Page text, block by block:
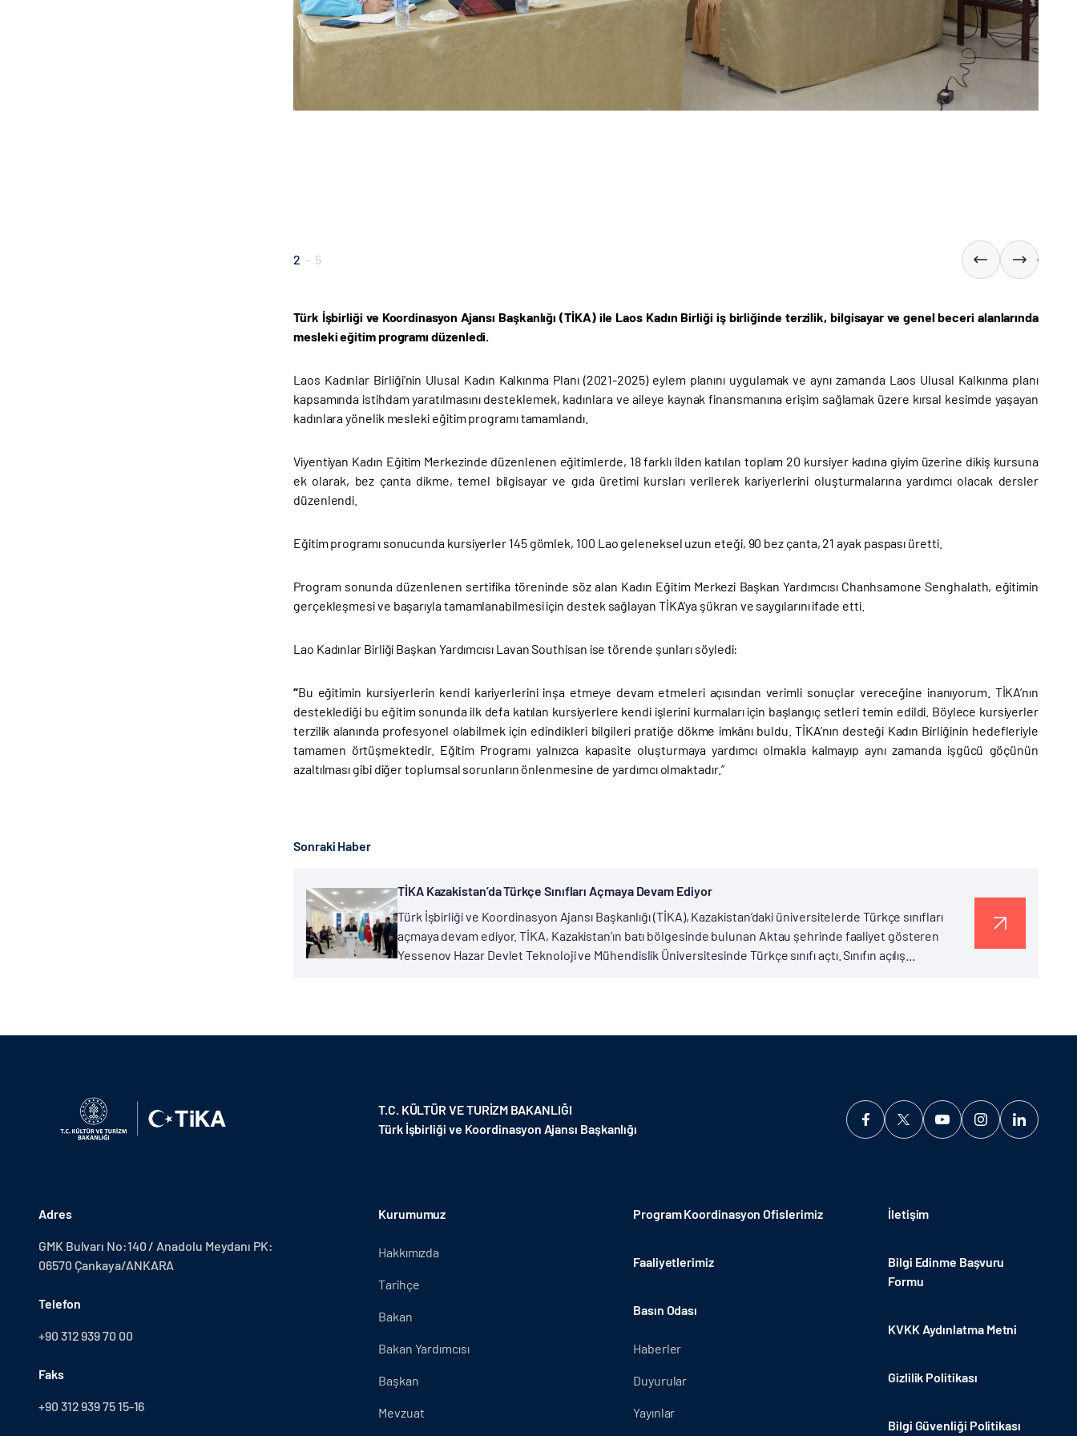
2 - 5
Türk İşbirliği ve Koordinasyon Ajansı Başkanlığı (TİKA) ile Laos Kadın Birliği iş birliğinde terzilik, bilgisayar ve genel beceri alanlarında
mesleki eğitim programı düzenledi.
Laos Kadınlar Birliği’nin Ulusal Kadın Kalkınma Planı (2021-2025) eylem planını uygulamak ve aynı zamanda Laos Ulusal Kalkınma planı
kapsamında istihdam yaratılmasını desteklemek, kadınlara ve aileye kaynak finansmanına erişim sağlamak üzere kırsal kesimde yaşayan
kadınlara yönelik mesleki eğitim programı tamamlandı.
Viyentiyan Kadın Eğitim Merkezinde düzenlenen eğitimlerde, 18 farklı ilden katılan toplam 20 kursiyer kadına giyim üzerine dikiş kursuna
ek olarak, bez çanta dikme, temel bilgisayar ve gıda üretimi kursları verilerek kariyerlerini oluşturmalarına yardımcı olacak dersler
düzenlendi.
Eğitim programı sonucunda kursiyerler 145 gömlek, 100 Lao geleneksel uzun eteği, 90 bez çanta, 21 ayak paspası üretti.
Program sonunda düzenlenen sertifika töreninde söz alan Kadın Eğitim Merkezi Başkan Yardımcısı Chanhsamone Senghalath, eğitimin
gerçekleşmesi ve başarıyla tamamlanabilmesi için destek sağlayan TİKA’ya şükran ve saygılarını ifade etti.
Lao Kadınlar Birliği Başkan Yardımcısı Lavan Southisan ise törende şunları söyledi:
“Bu eğitimin kursiyerlerin kendi kariyerlerini inşa etmeye devam etmeleri açısından verimli sonuçlar vereceğine inanıyorum. TİKA’nın
desteklediği bu eğitim sonunda ilk defa katılan kursiyerlere kendi işlerini kurmaları için başlangıç setleri temin edildi. Böylece kursiyerler
terzilik alanında profesyonel olabilmek için edindikleri bilgileri pratiğe dökme imkânı buldu. TİKA’nın desteği Kadın Birliğinin hedefleriyle
tamamen örtüşmektedir. Eğitim Programı yalnızca kapasite oluşturmaya yardımcı olmakla kalmayıp aynı zamanda işgücü göçünün
azaltılması gibi diğer toplumsal sorunların önlenmesine de yardımcı olmaktadır.”
Sonraki Haber
TİKA Kazakistan’da Türkçe Sınıfları Açmaya Devam Ediyor
Türk İşbirliği ve Koordinasyon Ajansı Başkanlığı (TİKA), Kazakistan’daki üniversitelerde Türkçe sınıfları
açmaya devam ediyor. TİKA, Kazakistan’ın batı bölgesinde bulunan Aktau şehrinde faaliyet gösteren
Yessenov Hazar Devlet Teknoloji ve Mühendislik Üniversitesinde Türkçe sınıfı açtı. Sınıfın açılış...
T.C. KÜLTÜR VE TURİZM BAKANLIĞI
Türk İşbirliği ve Koordinasyon Ajansı Başkanlığı
Adres
GMK Bulvarı No:140 / Anadolu Meydanı PK:
06570 Çankaya/ANKARA
Telefon
+90 312 939 70 00
Faks
+90 312 939 75 15-16
Kurumumuz
Hakkımızda
Tarihçe
Bakan
Bakan Yardımcısı
Başkan
Mevzuat
Program Koordinasyon Ofislerimiz
Faaliyetlerimiz
Basın Odası
Haberler
Duyurular
Yayınlar
İletişim
Bilgi Edinme Başvuru
Formu
KVKK Aydınlatma Metni
Gizlilik Politikası
Bilgi Güvenliği Politikası